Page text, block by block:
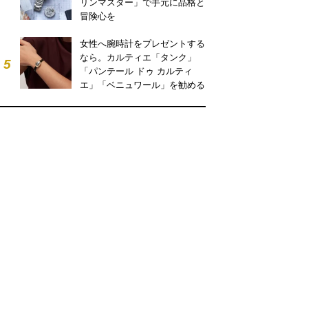
リンマスター」で手元に品格と
冒険心を
5
女性へ腕時計をプレゼントする
なら。カルティエ「タンク」
「パンテール ドゥ カルティ
エ」「ベニュワール」を勧める